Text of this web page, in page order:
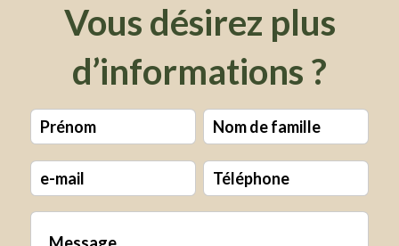
Vous désirez plus
d’informations ?